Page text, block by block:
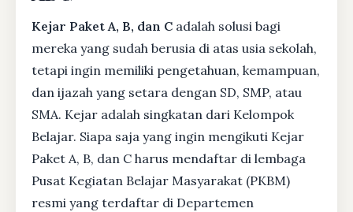
Kejar Paket A, B, dan C adalah solusi bagi
mereka yang sudah berusia di atas usia sekolah,
tetapi ingin memiliki pengetahuan, kemampuan,
dan ijazah yang setara dengan SD, SMP, atau
SMA. Kejar adalah singkatan dari Kelompok
Belajar. Siapa saja yang ingin mengikuti Kejar
Paket A, B, dan C harus mendaftar di lembaga
Pusat Kegiatan Belajar Masyarakat (PKBM)
resmi yang terdaftar di Departemen